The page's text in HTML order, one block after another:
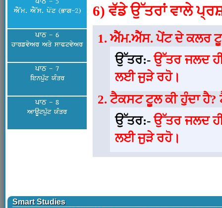
AY~m. AY~s. pyNt (Bwg-2)
ਪਾਠ - 6
hwrfvyAr Aqy swPtvyAr
ਪਾਠ - 7
ienpu`t XMqr
ਪਾਠ - 8
AwaUtpu`t XMqr
6) ਵੱਡੇ ਉੱਤਰਾਂ ਵਾਲੇ
ਐੱਮ.ਐੱਸ. ਪੇਂਟ ਦੇ ਕਲਰ
ਉੱਤਰ:-ਉੱਤਰ ਜਲਦ ਹੀ
ਲਈ ਜੁੜੇ ਰਹੋ।
ਟੈਕਸਟ ਟੂਲ ਕੀ ਹੁੰਦਾ ਹੈ?
ਉੱਤਰ:-ਉੱਤਰ ਜਲਦ ਹੀ
ਲਈ ਜੁੜੇ ਰਹੋ।
Smart Studies